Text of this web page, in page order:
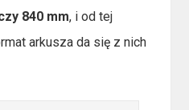
840 mm, i od tej
arkusza da się z nich